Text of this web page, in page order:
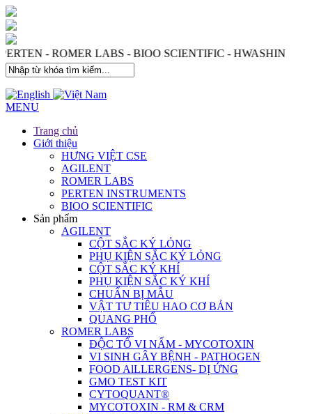
- ROMER LABS - BIOO SCIENTIFIC - HWASHIN
MENU
Trang chủ
Giới thiệu
HƯNG VIỆT CSE
AGILENT
ROMER LABS
PERTEN INSTRUMENTS
BIOO SCIENTIFIC
Sản phẩm
AGILENT
CỘT SẮC KÝ LỎNG
PHỤ KIỆN SẮC KÝ LỎNG
CỘT SẮC KÝ KHÍ
PHỤ KIỆN SẮC KÝ KHÍ
CHUẨN BỊ MẪU
VẬT TƯ TIÊU HAO CƠ BẢN
QUANG PHỔ
ROMER LABS
ĐỘC TỐ VI NẤM - MYCOTOXIN
VI SINH GÂY BỆNH - PATHOGEN
FOOD AlLLERGENS- DỊ ỨNG
GMO TEST KIT
CYTOQUANT®
MYCOTOXIN - RM & CRM